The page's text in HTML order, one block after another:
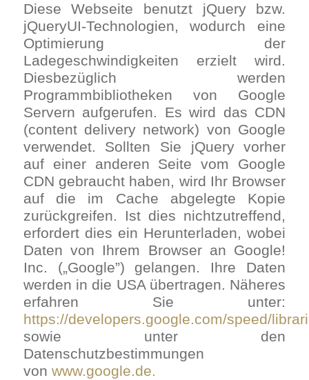
Diese Webseite benutzt jQuery bzw.
jQueryUI-Technologien, wodurch eine
Optimierung der
Ladegeschwindigkeiten erzielt wird.
Diesbezüglich werden
Programmbibliotheken von Google
Servern aufgerufen. Es wird das CDN
(content delivery network) von Google
verwendet. Sollten Sie jQuery vorher
auf einer anderen Seite vom Google
CDN gebraucht haben, wird Ihr Browser
auf die im Cache abgelegte Kopie
zurückgreifen. Ist dies nichtzutreffend,
erfordert dies ein Herunterladen, wobei
Daten von Ihrem Browser an Google!
Inc. („Google”) gelangen. Ihre Daten
werden in die USA übertragen. Näheres
erfahren Sie unter:
https://developers.google.com/speed/
sowie unter den
Datenschutzbestimmungen
von www.google.de.